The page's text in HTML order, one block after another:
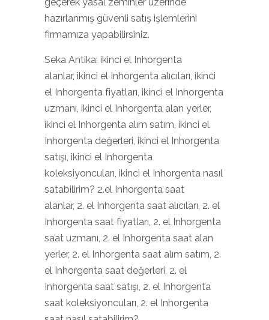
hazırlanmış güvenli satış işlemlerini
firmamıza yapabilirsiniz.
Seka Antika: ikinci el Inhorgenta
alanlar, ikinci el Inhorgenta alıcıları, ikinci
el Inhorgenta fiyatları, ikinci el Inhorgenta
uzmanı, ikinci el Inhorgenta alan yerler,
ikinci el Inhorgenta alım satım, ikinci el
Inhorgenta değerleri, ikinci el Inhorgenta
satışı, ikinci el Inhorgenta
koleksiyoncuları, ikinci el Inhorgenta nasıl
satabilirim? 2.el Inhorgenta saat
alanlar, 2. el Inhorgenta saat alıcıları, 2. el
Inhorgenta saat fiyatları, 2. el Inhorgenta
saat uzmanı, 2. el Inhorgenta saat alan
yerler, 2. el Inhorgenta saat alım satım, 2.
el Inhorgenta saat değerleri, 2. el
Inhorgenta saat satışı, 2. el Inhorgenta
saat koleksiyoncuları, 2. el Inhorgenta